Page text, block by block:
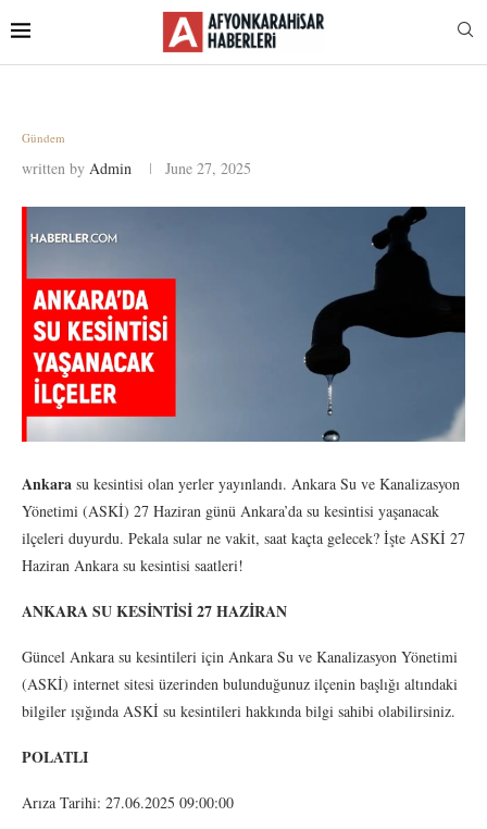
Gündem
written by Admin June 27, 2025
Ankara su kesintisi olan yerler yayınlandı. Ankara Su ve Kanalizasyon
Yönetimi (ASKİ) 27 Haziran günü Ankara’da su kesintisi yaşanacak
ilçeleri duyurdu. Pekala sular ne vakit, saat kaçta gelecek? İşte ASKİ 27
Haziran Ankara su kesintisi saatleri!
ANKARA SU KESİNTİSİ 27 HAZİRAN
Güncel Ankara su kesintileri için Ankara Su ve Kanalizasyon Yönetimi
(ASKİ) internet sitesi üzerinden bulunduğunuz ilçenin başlığı altındaki
bilgiler ışığında ASKİ su kesintileri hakkında bilgi sahibi olabilirsiniz.
POLATLI
Arıza Tarihi: 27.06.2025 09:00:00